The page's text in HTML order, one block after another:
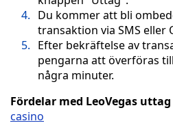
Du kommer att bli
transaktion via SMS eller
Efter bekräftelse av
pengarna att överföras
några minuter.
Fördelar med LeoVegas
casino